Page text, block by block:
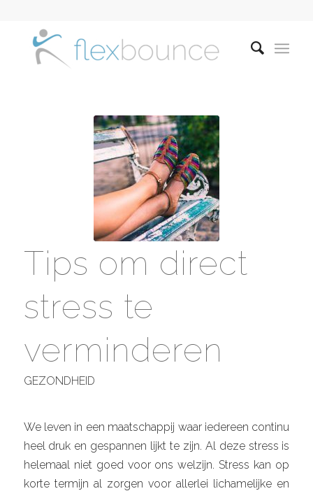
Tips om direct
stress te
verminderen
GEZONDHEID
We leven in een maatschappij waar iedereen continu
heel druk en gespannen lijkt te zijn. Al deze stress is
helemaal niet goed voor ons welzijn. Stress kan op
korte termijn al zorgen voor allerlei lichamelijke en